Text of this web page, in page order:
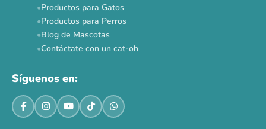
Productos para Gatos
Productos para Perros
Blog de Mascotas
Contáctate con un cat-oh
Síguenos en: